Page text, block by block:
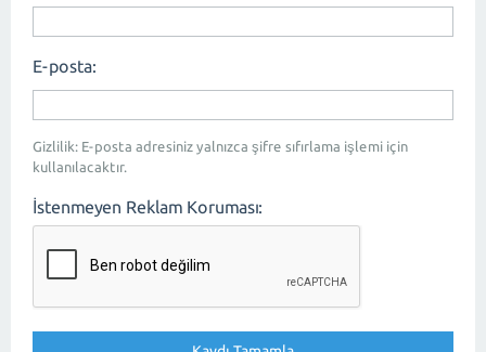
E-posta:
Gizlilik: E-posta adresiniz yalnızca şifre sıfırlama işlemi için
kullanılacaktır.
İstenmeyen Reklam Koruması: